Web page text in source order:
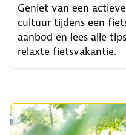
Geniet van een
cultuur tijdens een
aanbod en lees alle
relaxte fietsvakantie.